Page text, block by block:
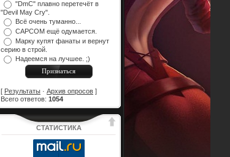
"DmC" плавно перетечёт в
"Devil May Cry".
Всё очень туманно...
CAPCOM ещё одумается.
Марку купят фанаты и вернут
серию в строй.
Надеемся на лучшее. ;)
[ Результаты · Архив опросов ]
Всего ответов: 1054
СТАТИСТИКА